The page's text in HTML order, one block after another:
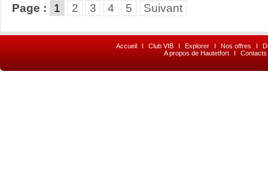
Page : 1 2 3 4 5 Suivant
Accueil I Club VIB I Explorer I Nos offres I
A propos de Hautetfort
I Contacts